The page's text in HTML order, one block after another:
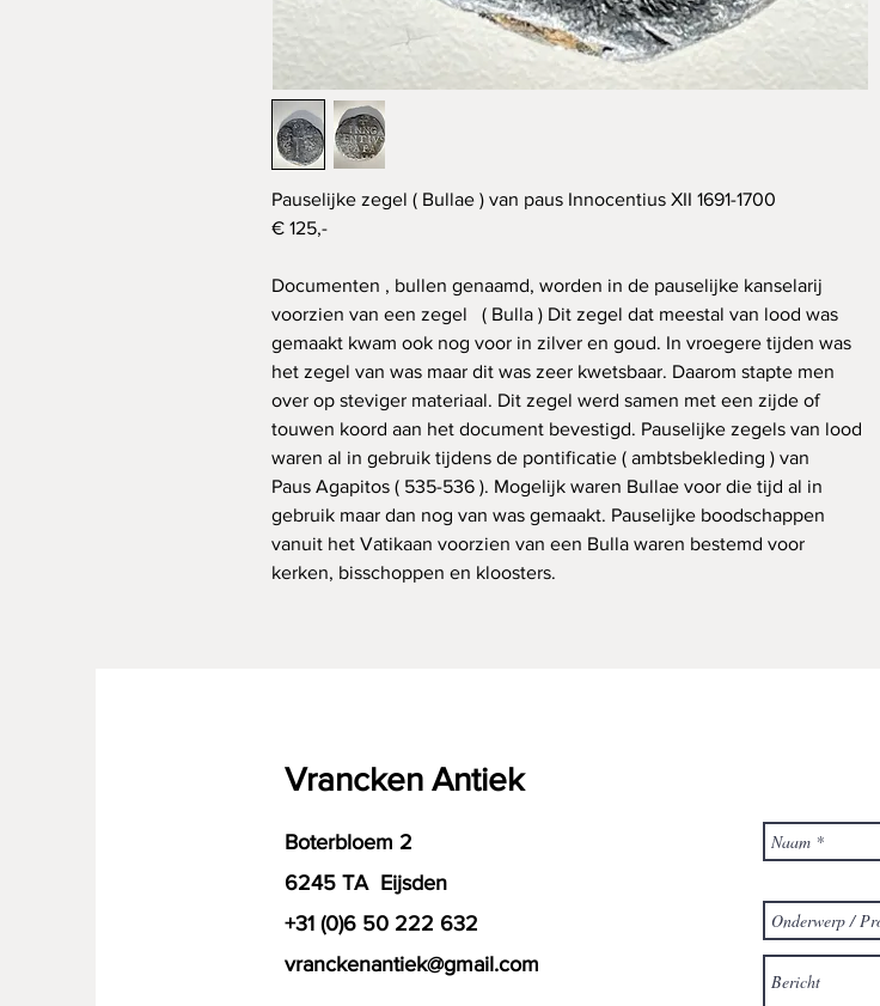
Pauselijke zegel ( Bullae ) van paus Innocentius XII 1691-1700
€ 125,-
Documenten , bullen genaamd, worden in de pauselijke kanselarij
voorzien van een zegel ( Bulla ) Dit zegel dat meestal van lood was
gemaakt kwam ook nog voor in zilver en goud. In vroegere tijden was
het zegel van was maar dit was zeer kwetsbaar. Daarom stapte men
over op steviger materiaal. Dit zegel werd samen met een zijde of
touwen koord aan het document bevestigd. Pauselijke zegels van lood
waren al in gebruik tijdens de pontificatie ( ambtsbekleding ) van
Paus Agapitos ( 535-536 ). Mogelijk waren Bullae voor die tijd al in
gebruik maar dan nog van was gemaakt. Pauselijke boodschappen
vanuit het Vatikaan voorzien van een Bulla waren bestemd voor
kerken, bisschoppen en kloosters.
Vrancken Antiek
Boterbloem 2
6245 TA Eijsden
+31 (0)6 50 222 632
vranckenantiek@gmail.com